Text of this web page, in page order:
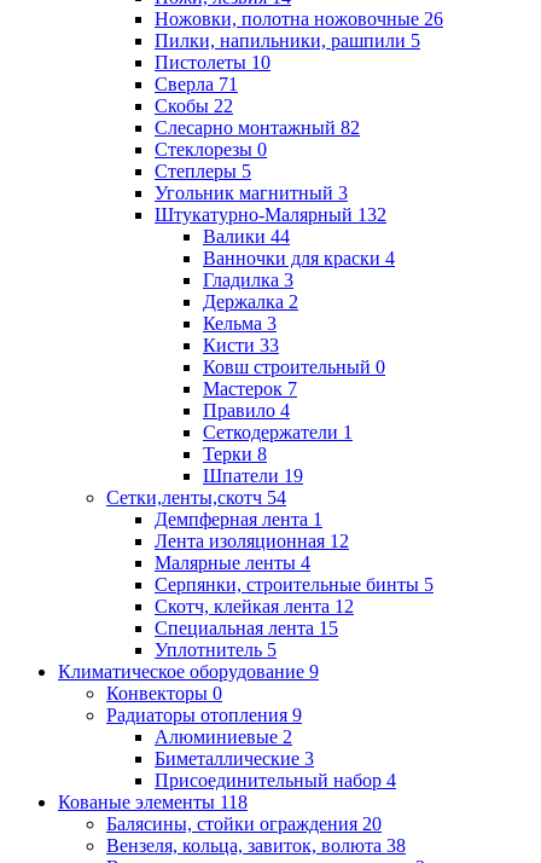
Ножовки, полотна ножовочные 26
Пилки, напильники, рашпили 5
Пистолеты 10
Сверла 71
Скобы 22
Слесарно монтажный 82
Стеклорезы 0
Степлеры 5
Угольник магнитный 3
Штукатурно-Малярный 132
Валики 44
Ванночки для краски 4
Гладилка 3
Держалка 2
Кельма 3
Кисти 33
Ковш строительный 0
Мастерок 7
Правило 4
Сеткодержатели 1
Терки 8
Шпатели 19
Сетки,ленты,скотч 54
Демпферная лента 1
Лента изоляционная 12
Малярные ленты 4
Серпянки, строительные бинты 5
Скотч, клейкая лента 12
Специальная лента 15
Уплотнитель 5
Климатическое оборудование 9
Конвекторы 0
Радиаторы отопления 9
Алюминиевые 2
Биметаллические 3
Присоединительный набор 4
Кованые элементы 118
Балясины, стойки ограждения 20
Вензеля, кольца, завиток, волюта 38